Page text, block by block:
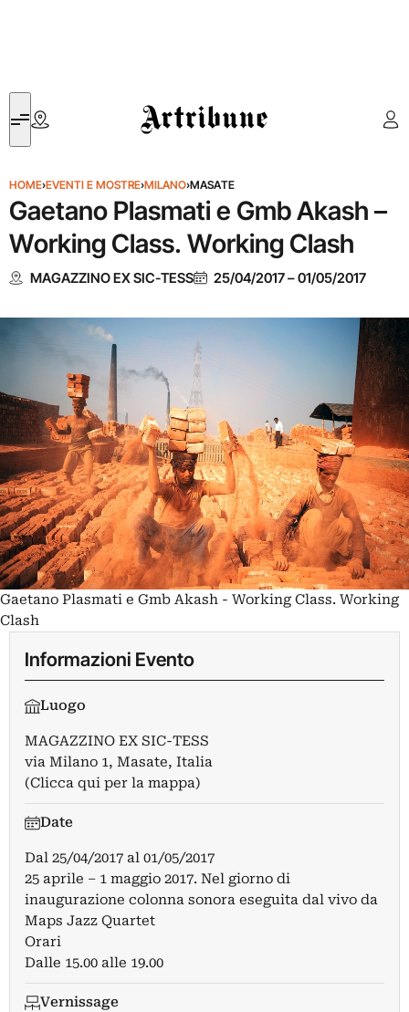
Artribune
HOME›EVENTI E MOSTRE›MILANO›MASATE
Gaetano Plasmati e Gmb Akash –
Working Class. Working Clash
MAGAZZINO EX SIC-TESS 25/04/2017–01/05/2017
Gaetano Plasmati e Gmb Akash - Working Class. Working
Clash
Informazioni Evento
Luogo
MAGAZZINO EX SIC-TESS
via Milano 1, Masate, Italia
(Clicca qui per la mappa)
Date
Dal 25/04/2017 al 01/05/2017
25 aprile – 1 maggio 2017. Nel giorno di
inaugurazione colonna sonora eseguita dal vivo da
Maps Jazz Quartet
Orari
Dalle 15.00 alle 19.00
Vernissage